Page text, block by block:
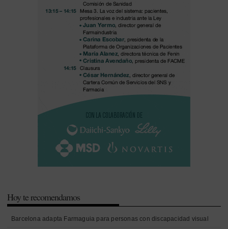
Hoy te recomendamos
Barcelona adapta Farmaguia para personas con discapacidad visual